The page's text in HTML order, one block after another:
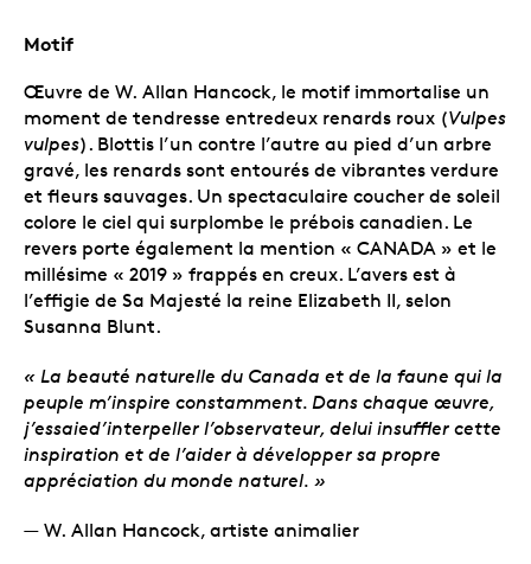
Motif
Œuvre de W. Allan Hancock, le motif immortalise un
moment de tendresse entredeux renards roux (Vulpes
vulpes). Blottis l’un contre l’autre au pied d’un arbre
gravé, les renards sont entourés de vibrantes verdure
et fleurs sauvages. Un spectaculaire coucher de soleil
colore le ciel qui surplombe le prébois canadien. Le
revers porte également la mention « CANADA » et le
millésime « 2019 » frappés en creux. L’avers est à
l’effigie de Sa Majesté la reine Elizabeth II, selon
Susanna Blunt.
« La beauté naturelle du Canada et de la faune qui la
peuple m’inspire constamment. Dans chaque œuvre,
j’essaied’interpeller l’observateur, delui insuffler cette
inspiration et de l’aider à développer sa propre
appréciation du monde naturel. »
— W. Allan Hancock, artiste animalier